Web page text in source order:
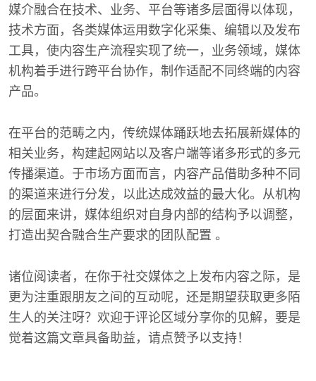
媒介融合在技术、业务、平台等诸多层面得以体现，
技术方面，各类媒体运用数字化采集、编辑以及发布
工具，使内容生产流程实现了统一，业务领域，媒体
机构着手进行跨平台协作，制作适配不同终端的内容
产品。
在平台的范畴之内，传统媒体踊跃地去拓展新媒体的
相关业务，构建起网站以及客户端等诸多形式的多元
传播渠道。于市场方面而言，内容产品借助多种不同
的渠道来进行分发，以此达成效益的最大化。从机构
的层面来讲，媒体组织对自身内部的结构予以调整，
打造出契合融合生产要求的团队配置 。
诸位阅读者，在你于社交媒体之上发布内容之际，是
更为注重跟朋友之间的互动呢，还是期望获取更多陌
生人的关注呀？欢迎于评论区域分享你的见解，要是
觉着这篇文章具备助益，请点赞予以支持！